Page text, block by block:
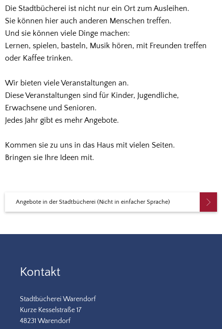
Die Stadtbücherei ist nicht nur ein Ort zum Ausleihen.
Sie können hier auch anderen Menschen treffen.
Und sie können viele Dinge machen:
Lernen, spielen, basteln, Musik hören, mit Freunden treffen
oder Kaffee trinken.
Wir bieten viele Veranstaltungen an.
Diese Veranstaltungen sind für Kinder, Jugendliche,
Erwachsene und Senioren.
Jedes Jahr gibt es mehr Angebote.
Kommen sie zu uns in das Haus mit vielen Seiten.
Bringen sie Ihre Ideen mit.
Angebote in der Stadtbücherei (Nicht in einfacher Sprache)
Kontakt
Stadtbücherei Warendorf
Kurze Kesselstraße 17
48231 Warendorf